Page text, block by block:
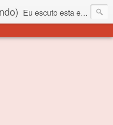
Eu escuto esta expressão "saco de filó" desde criança. Para quem não sabe, filó é um tecido todo furadinho e permite que um saco feito com ele, mesmo que muito exposto ao ar soprado para dentro, nunca vai se encher. Aí está o propósito deste nome... Para viver em sociedade tem que ter saco de filó.